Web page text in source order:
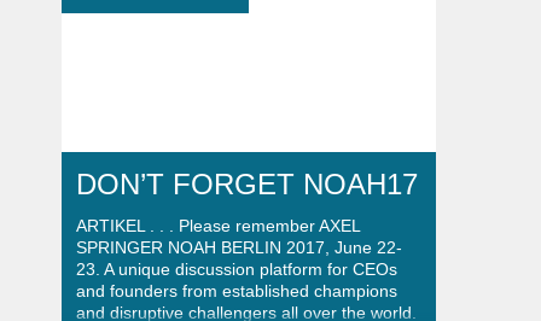
DON’T FORGET NOAH17
ARTIKEL . . . Please remember AXEL
SPRINGER NOAH BERLIN 2017, June 22-
23. A unique discussion platform for CEOs
and founders from established champions
and disruptive challengers all over the world.